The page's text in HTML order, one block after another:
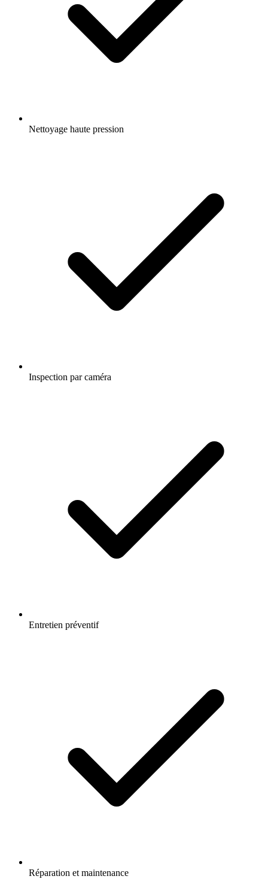
Nettoyage haute pression
Inspection par caméra
Entretien préventif
Réparation et maintenance